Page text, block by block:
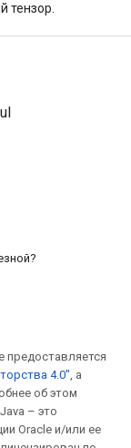
тензор.
предоставляется
4.0", а
об этом
– это
Oracle и/или ее